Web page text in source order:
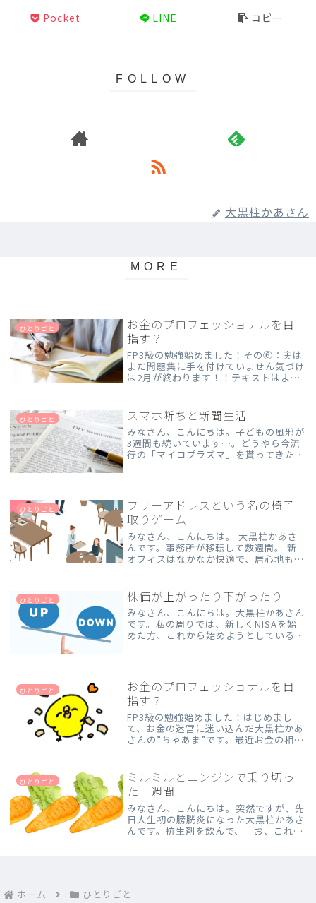
Pocket LINE コピー
大黒柱かあさん
ひとりごと
お金のプロフェッショナルを目
指す？
FP3級の勉強始めました！その⑥：実は
まだ問題集に手を付けていません気づけ
は2月が終わります！！テキストはよう
ことに今更気が付きました。予定では
12月→テキスト読み終わ...
ひとりごと スマホ断ちと新聞生活
みなさん、こんにちは。子どもの風邪が
3週間も続いています…。どうやら今流
行の「マイコプラズマ」を貰ってきたよ
です( ﾉД`)。夜中に...
ひとりごと
フリーアドレスという名の椅子
取りゲーム
みなさん、こんにちは。 大黒柱かあさ
んです。事務所が移転して数週間。 新
オフィスはなかなか快適で、居心地も良
通勤時間を遅めにしているので、出勤し
た頃には 「本日の空席：1...
ひとりごと 株価が上がったり下がったり
みなさん、こんにちは。大黒柱かあさん
です。私の周りでは、新しくNISAを始
めた方、これから始めようとしている
ません。基本放置なので、...
ひとりごと
お金のプロフェッショナルを目
指す？
FP3級の勉強始めました！はじめまし
て、お金の迷宮に迷い込んだ大黒柱かあ
さんの”ちゃあま”です。最近お金の相談
って一体何を聞きに行ったんだろう？と
いう残念な結果になって...
ひとりごと
ミルミルとニンジンで乗り切っ
た一週間
みなさん、こんにちは。突然ですが、先
日人生初の膀胱炎になった大黒柱かあさ
んです。抗生剤を飲んで、「お、これは
ホーム
ひとりごと